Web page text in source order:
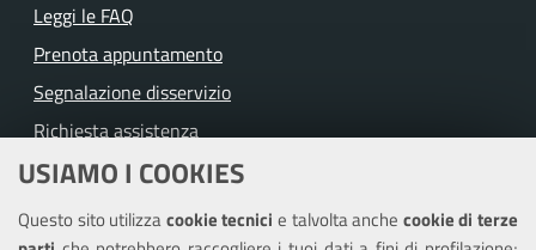
USIAMO I COOKIES
Questo sito utilizzacookie tecnicie talvolta anche cookie di terze
Leggi le FAQ
Prenota appuntamento
Segnalazione disservizio
Richiesta assistenza
Amministrazione trasparente
Informativa privacy